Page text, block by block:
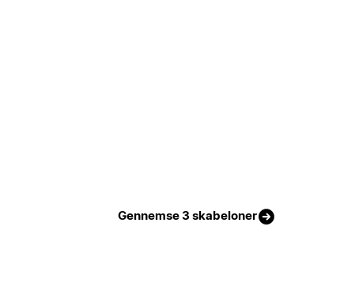
Gennemse 3 skabeloner